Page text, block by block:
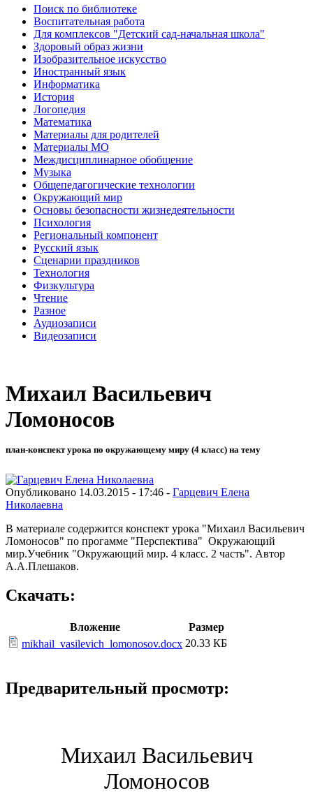
Поиск по библиотеке
Воспитательная работа
Для комплексов "Детский сад-начальная школа"
Здоровый образ жизни
Изобразительное искусство
Иностранный язык
Информатика
История
Логопедия
Математика
Материалы для родителей
Материалы МО
Междисциплинарное обобщение
Музыка
Общепедагогические технологии
Окружающий мир
Основы безопасности жизнедеятельности
Психология
Региональный компонент
Русский язык
Сценарии праздников
Технология
Физкультура
Чтение
Разное
Аудиозаписи
Видеозаписи
Михаил Васильевич
Ломоносов
план-конспект урока по окружающему миру (4 класс) на тему
Опубликовано 14.03.2015 - 17:46 - Гарцевич Елена
Николаевна
В материале содержится конспект урока "Михаил Васильевич
Ломоносов" по прогамме "Перспектива" Окружающий
мир.Учебник "Окружающий мир. 4 класс. 2 часть". Автор
А.А.Плешаков.
Скачать:
Вложение
Размер
mikhail_vasilevich_lomonosov.docx 20.33 КБ
Предварительный просмотр:
Михаил Васильевич
Ломоносов